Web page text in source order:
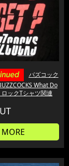
バズコック
What Do
ックTシャツ関連
MORE